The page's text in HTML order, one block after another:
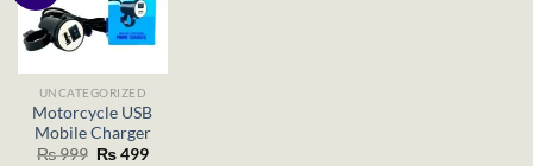
UNCATEGORIZED
Motorcycle USB
Mobile Charger
₨999 Original
₨499Current